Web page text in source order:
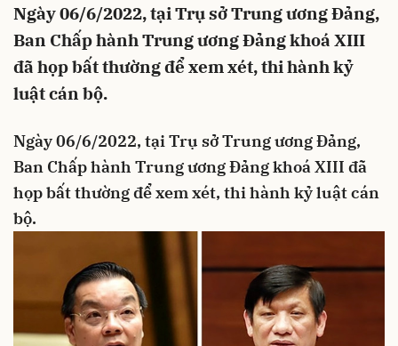
Ngày 06/6/2022, tại Trụ sở Trung ương Đảng,
Ban Chấp hành Trung ương Đảng khoá XIII
đã họp bất thường để xem xét, thi hành kỷ
luật cán bộ.
Ngày 06/6/2022, tại Trụ sở Trung ương Đảng,
Ban Chấp hành Trung ương Đảng khoá XIII đã
họp bất thường để xem xét, thi hành kỷ luật cán
bộ.
Hủy Gửi